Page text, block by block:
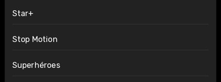
Star+
Stop Motion
Superhéroes